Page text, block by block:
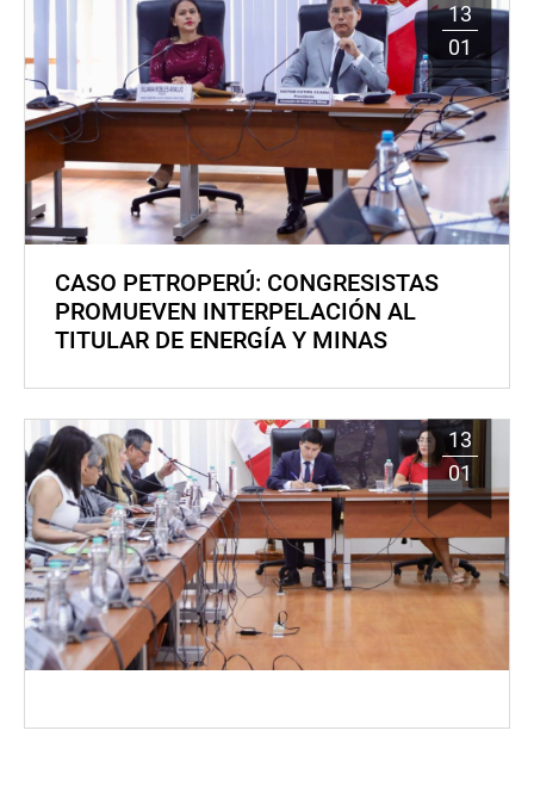
13
01
CASO PETROPERÚ: CONGRESISTAS
PROMUEVEN INTERPELACIÓN AL
TITULAR DE ENERGÍA Y MINAS
13
01